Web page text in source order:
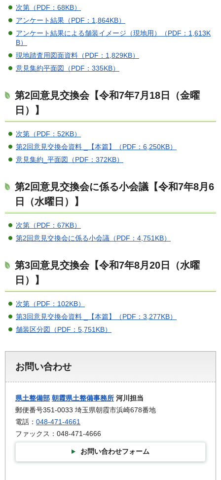
次第（PDF：68KB）
アンケート結果（PDF：1,864KB）
アンケート結果による舗装イメージ（現地用）（PDF：1,613K
B）
現地踏査用図面資料（PDF：1,829KB）
意見集約平面図（PDF：335KB）
第2回意見交換会【令和7年7月18日（金曜
日）】
次第（PDF：52KB）
第2回意見交換会資料 _【本篇】（PDF：6,250KB）
意見集約_平面図（PDF：372KB）
第2回意見交換会に係る小会議【令和7年8月6
日（水曜日）】
次第（PDF：67KB）
第2回意見交換会に係る小会議（PDF：4,751KB）
第3回意見交換会【令和7年8月20日（水曜
日）】
次第（PDF：102KB）
第3回意見交換会資料 _【本篇】（PDF：3,277KB）
舗装区分図（PDF：5,751KB）
お問い合わせ
県土整備部 朝霞県土整備事務所 河川担当
郵便番号351-0033 埼玉県朝霞市浜崎678番地
電話： 048-471-4661
ファックス：048-471-4666
お問い合わせフォーム